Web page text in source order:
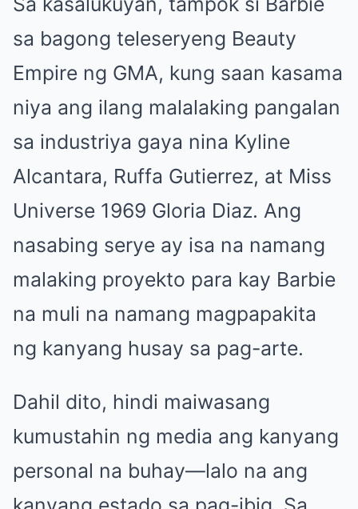
sa bagong teleseryeng Beauty
Empire ng GMA, kung saan kasama
niya ang ilang malalaking pangalan
sa industriya gaya nina Kyline
Alcantara, Ruffa Gutierrez, at Miss
Universe 1969 Gloria Diaz. Ang
nasabing serye ay isa na namang
malaking proyekto para kay Barbie
na muli na namang magpapakita
ng kanyang husay sa pag-arte.
Dahil dito, hindi maiwasang
kumustahin ng media ang kanyang
personal na buhay—lalo na ang